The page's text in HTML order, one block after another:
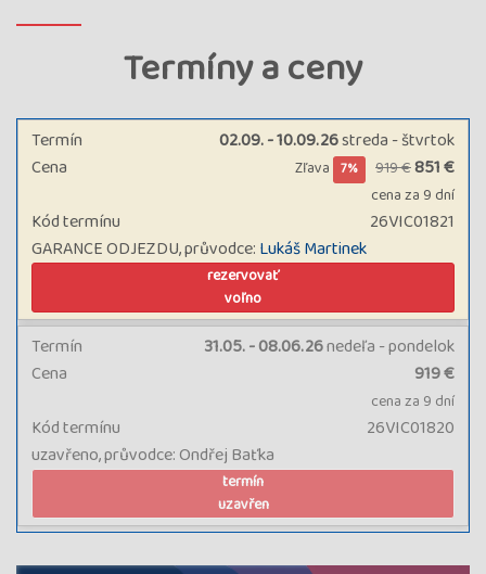
Termíny a ceny
Termín 31.05. - 08.06.26nedeľa - pondelok
uzavřeno, průvodce: Ondřej Baťka
Kód termínu 26VIC01820
Cena 919 €
cena za 9 dní
termín
uzavřen
Termín 02.09. - 10.09.26streda - štvrtok
GARANCE ODJEZDU, průvodce: Lukáš Martinek
Kód termínu 26VIC01821
Cena Zľava 7% 919 €851 €
cena za 9 dní
rezervovať
voľno